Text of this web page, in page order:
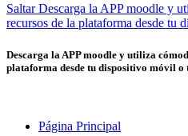
Saltar Descarga la APP moodle y
recursos de la plataforma desde tu
Descarga la APP moodle y utiliza
plataforma desde tu dispositivo móvil o
Página Principal